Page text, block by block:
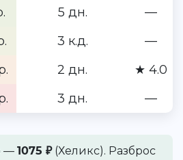
5 дн. —
3 к.д. —
2 дн. ★ 4.0
3 дн. —
— 1075 ₽(Хеликс). Разброс